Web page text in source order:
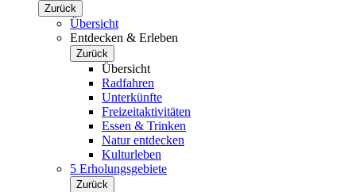
Zurück
Übersicht
Entdecken & Erleben
Zurück
Übersicht
Radfahren
Unterkünfte
Freizeitaktivitäten
Essen & Trinken
Natur entdecken
Kulturleben
5 Erholungsgebiete
Zurück